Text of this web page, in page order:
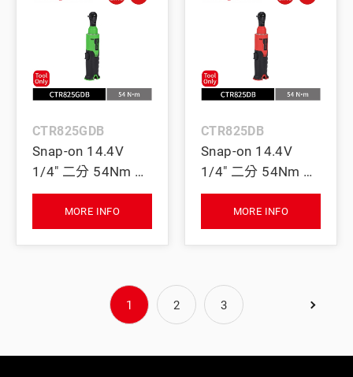
CTR825GDB
Snap-on 14.4V
1/4" 二分 54Nm 短
頸無刷電動棘輪扳
手 (Tool Only) (綠)
MORE INFO
CTR825DB
Snap-on 14.4V
1/4" 二分 54Nm 短
頸無刷電動棘輪扳
手 (Tool Only) (紅)
MORE INFO
1 2 3